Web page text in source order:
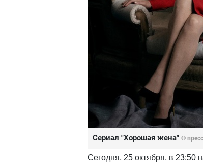
Сериал "Хорошая жена" ©
Сегодня, 25 октября, в 23:50